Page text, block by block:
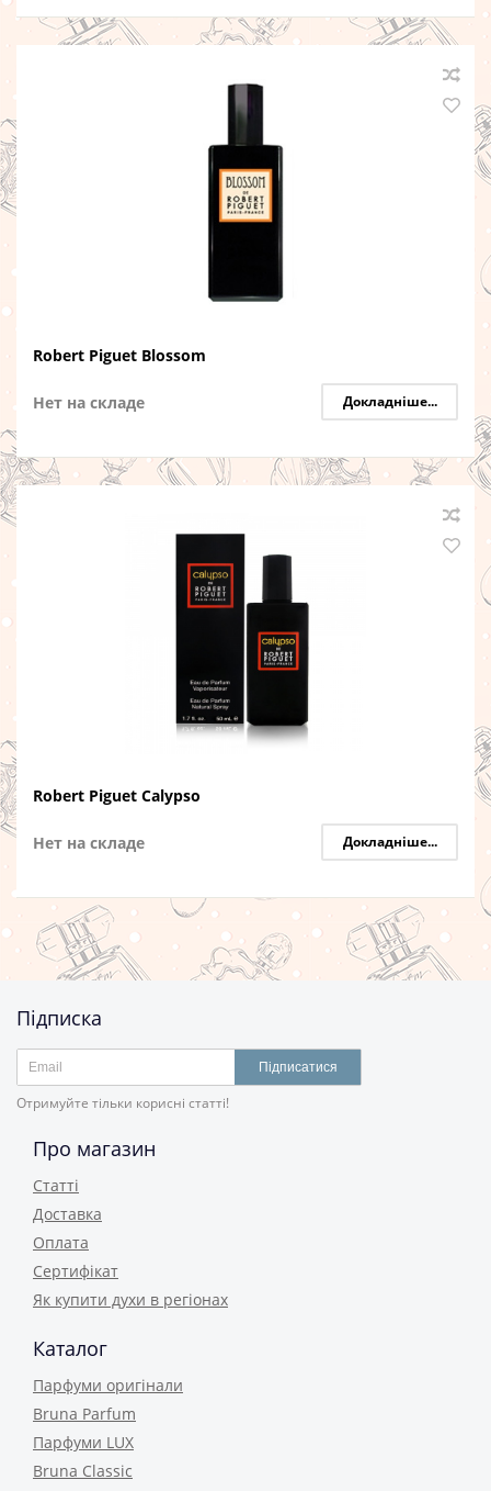
Robert Piguet Blossom
Нет на складе Докладніше...
Robert Piguet Calypso
Нет на складе Докладніше...
Підписка
Підписатися
Отримуйте тільки корисні статті!
Про магазин
Статті
Доставка
Оплата
Сертифікат
Як купити духи в регіонах
Каталог
Парфуми оригінали
Bruna Parfum
Парфуми LUX
Bruna Classic